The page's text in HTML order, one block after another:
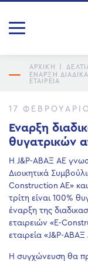
ΑΡΧΙΚΗ
ΕΝΑΡΞΗ
ΕΤΑΙΡΕΊΑ
17
Εναρξη
θυγατρικών
Η J&P-ΑΒΑΞ ΑΕ
Διοικητικά
Construction AE»
τρίτη είναι 100%
έναρξη της
εταιρειών «E-
εταιρεία «J&P-ΑΒΑΞ
Η συγχώνευση θα